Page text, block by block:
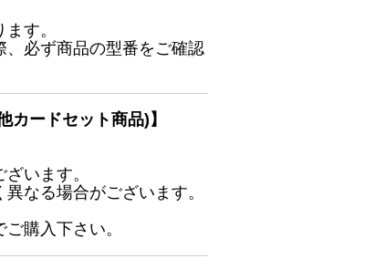
す。
必ず商品の型番をご確認
カードセット商品)】
います。
なる場合がございます。
購入下さい。